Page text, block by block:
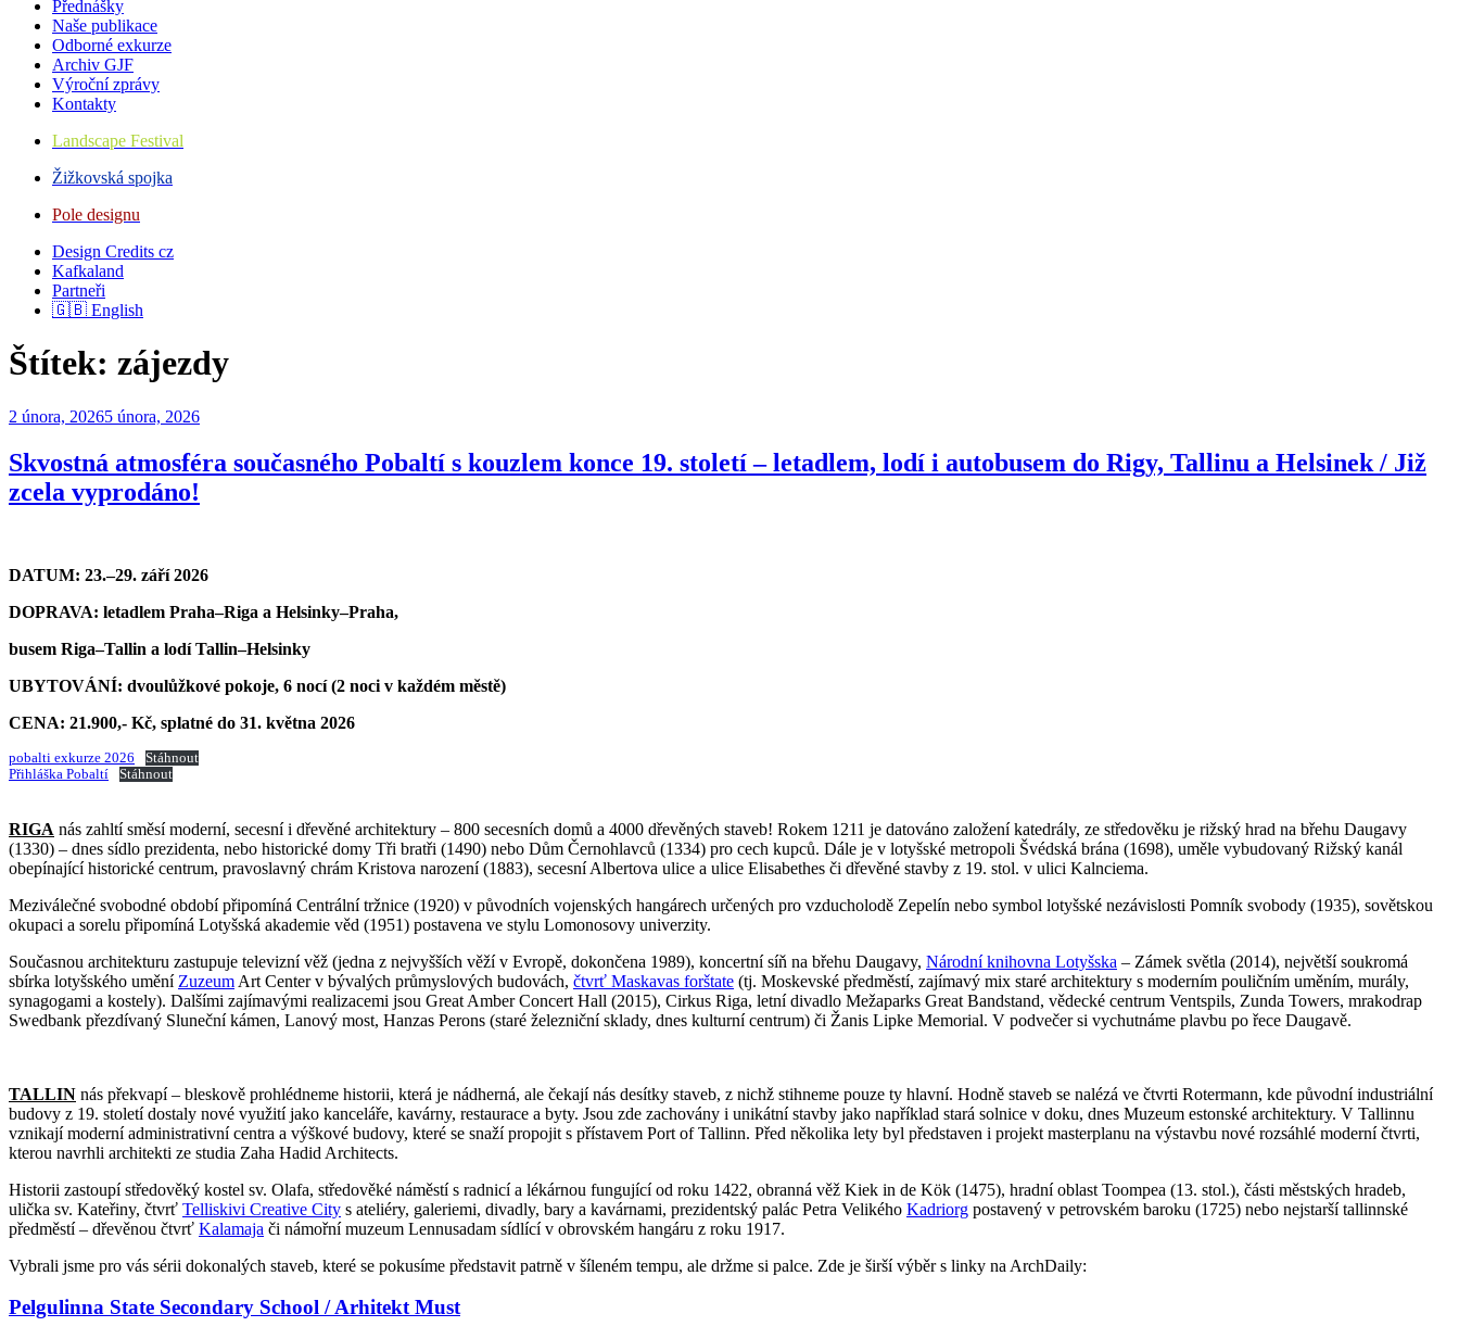
Přednášky
Naše publikace
Odborné exkurze
Archiv GJF
Výroční zprávy
Kontakty
Landscape Festival
Žižkovská spojka
Pole designu
Design Credits cz
Kafkaland
Partneři
🇬🇧 English
Štítek: zájezdy
Publikováno
2 února, 20265 února, 2026
Skvostná atmosféra současného Pobaltí s kouzlem konce 19. století – letadlem, lodí i autobusem do Rigy, Tallinu a Helsinek / Již
zcela vyprodáno!
DATUM: 23.–29. září 2026
DOPRAVA: letadlem Praha–Riga a Helsinky–Praha,
busem Riga–Tallin a lodí Tallin–Helsinky
UBYTOVÁNÍ: dvoulůžkové pokoje, 6 nocí (2 noci v každém městě)
CENA: 21.900,- Kč, splatné do 31. května 2026
pobalti exkurze 2026
Stáhnout
Přihláška Pobaltí
Stáhnout
RIGA nás zahltí směsí moderní, secesní i dřevěné architektury – 800 secesních domů a 4000 dřevěných staveb! Rokem 1211 je datováno založení katedrály, ze středověku je rižský hrad na břehu Daugavy
(1330) – dnes sídlo prezidenta, nebo historické domy Tři bratři (1490) nebo Dům Černohlavců (1334) pro cech kupců. Dále je v lotyšské metropoli Švédská brána (1698), uměle vybudovaný Rižský kanál
obepínající historické centrum, pravoslavný chrám Kristova narození (1883), secesní Albertova ulice a ulice Elisabethes či dřevěné stavby z 19. stol. v ulici Kalnciema.
Meziválečné svobodné období připomíná Centrální tržnice (1920) v původních vojenských hangárech určených pro vzducholodě Zepelín nebo symbol lotyšské nezávislosti Pomník svobody (1935), sovětskou
okupaci a sorelu připomíná Lotyšská akademie věd (1951) postavena ve stylu Lomonosovy univerzity.
Současnou architekturu zastupuje televizní věž (jedna z nejvyšších věží v Evropě, dokončena 1989), koncertní síň na břehu Daugavy, Národní knihovna Lotyšska – Zámek světla (2014), největší soukromá
sbírka lotyšského umění Zuzeum Art Center v bývalých průmyslových budovách, čtvrť Maskavas forštate (tj. Moskevské předměstí, zajímavý mix staré architektury s moderním pouličním uměním, murály,
synagogami a kostely). Dalšími zajímavými realizacemi jsou Great Amber Concert Hall (2015), Cirkus Riga, letní divadlo Mežaparks Great Bandstand, vědecké centrum Ventspils, Zunda Towers, mrakodrap
Swedbank přezdívaný Sluneční kámen, Lanový most, Hanzas Perons (staré železniční sklady, dnes kulturní centrum) či Žanis Lipke Memorial. V podvečer si vychutnáme plavbu po řece Daugavě.
TALLIN nás překvapí – bleskově prohlédneme historii, která je nádherná, ale čekají nás desítky staveb, z nichž stihneme pouze ty hlavní. Hodně staveb se nalézá ve čtvrti Rotermann, kde původní industriální
budovy z 19. století dostaly nové využití jako kanceláře, kavárny, restaurace a byty. Jsou zde zachovány i unikátní stavby jako například stará solnice v doku, dnes Muzeum estonské architektury. V Tallinnu
vznikají moderní administrativní centra a výškové budovy, které se snaží propojit s přístavem Port of Tallinn. Před několika lety byl představen i projekt masterplanu na výstavbu nové rozsáhlé moderní čtvrti,
kterou navrhli architekti ze studia Zaha Hadid Architects.
Historii zastoupí středověký kostel sv. Olafa, středověké náměstí s radnicí a lékárnou fungující od roku 1422, obranná věž Kiek in de Kök (1475), hradní oblast Toompea (13. stol.), části městských hradeb,
ulička sv. Kateřiny, čtvrť Telliskivi Creative City s ateliéry, galeriemi, divadly, bary a kavárnami, prezidentský palác Petra Velikého Kadriorg postavený v petrovském baroku (1725) nebo nejstarší tallinnské
předměstí – dřevěnou čtvrť Kalamaja či námořní muzeum Lennusadam sídlící v obrovském hangáru z roku 1917.
Vybrali jsme pro vás sérii dokonalých staveb, které se pokusíme představit patrně v šíleném tempu, ale držme si palce. Zde je širší výběr s linky na ArchDaily:
Pelgulinna State Secondary School / Arhitekt Must